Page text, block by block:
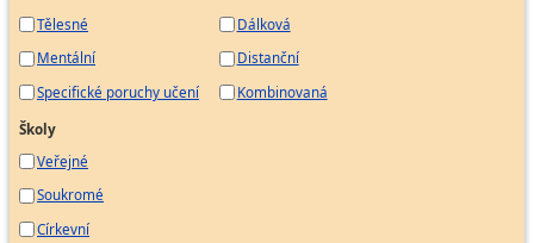
Tělesné
Mentální
Specifické poruchy učení
Dálková
Distanční
Kombinovaná
Školy
Veřejné
Soukromé
Církevní